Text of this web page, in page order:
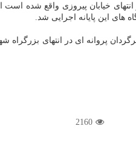
پایانه تاکسیرانی شهید براری با ۵ خط تاکسی داخل
طور راه اندازی دو دوربرگردان
2160